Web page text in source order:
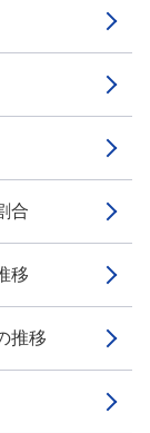
合
移
推移